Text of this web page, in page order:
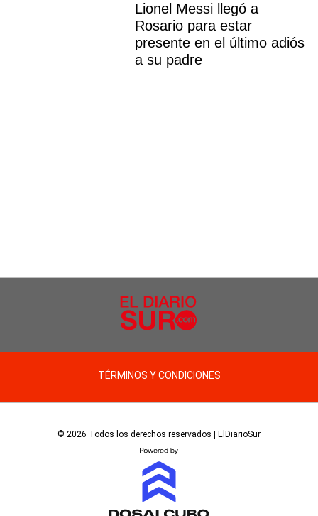
Lionel Messi llegó a
Rosario para estar
presente en el último adiós
a su padre
TÉRMINOS Y CONDICIONES
© 2026 Todos los derechos reservados | ElDiarioSur